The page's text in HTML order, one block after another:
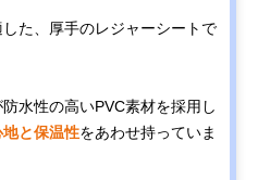
た、厚手のレジャーシートで
水性の高いPVC素材を採用し
と保温性をあわせ持っていま